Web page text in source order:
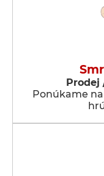
Prodej
Ponúkame